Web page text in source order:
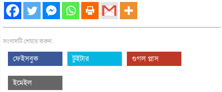
সংবাদটি শেয়ার করুন:
ফেইসবুক টুইটার গুগল প্লাস
ইমেইল